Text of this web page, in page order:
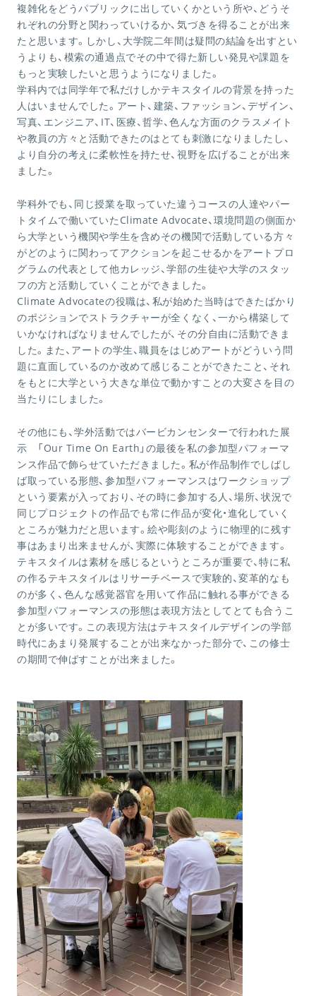
複雑化をどうパブリックに出していくかという所や、どうそ
れぞれの分野と関わっていけるか、気づきを得ることが出来
たと思います。しかし、大学院二年間は疑問の結論を出すとい
うよりも、模索の通過点でその中で得た新しい発見や課題を
もっと実験したいと思うようになりました。
学科内では同学年で私だけしかテキスタイルの背景を持った
人はいませんでした。アート、建築、ファッション、デザイン、
写真、エンジニア、IT、医療、哲学、色んな方面のクラスメイト
や教員の方々と活動できたのはとても刺激になりましたし、
より自分の考えに柔軟性を持たせ、視野を広げることが出来
ました。
学科外でも、同じ授業を取っていた違うコースの人達やパー
トタイムで働いていたClimate Advocate、環境問題の側面か
ら大学という機関や学生を含めその機関で活動している方々
がどのように関わってアクションを起こせるかをアートプロ
グラムの代表として他カレッジ、学部の生徒や大学のスタッ
フの方と活動していくことができました。
Climate Advocateの役職は、私が始めた当時はできたばかり
のポジションでストラクチャーが全くなく、一から構築して
いかなければなりませんでしたが、その分自由に活動できま
した。また、アートの学生、職員をはじめアートがどういう問
題に直面しているのか改めて感じることができたこと、それ
をもとに大学という大きな単位で動かすことの大変さを目の
当たりにしました。
その他にも、学外活動ではバービカンセンターで行われた展
示 「Our Time On Earth」の最後を私の参加型パフォーマ
ンス作品で飾らせていただきました。私が作品制作でしばし
ば取っている形態、参加型パフォーマンスはワークショップ
という要素が入っており、その時に参加する人、場所、状況で
同じプロジェクトの作品でも常に作品が変化・進化していく
ところが魅力だと思います。絵や彫刻のように物理的に残す
事はあまり出来ませんが、実際に体験することができます。
テキスタイルは素材を感じるというところが重要で、特に私
の作るテキスタイルはリサーチベースで実験的、変革的なも
のが多く、色んな感覚器官を用いて作品に触れる事ができる
参加型パフォーマンスの形態は表現方法としてとても合うこ
とが多いです。この表現方法はテキスタイルデザインの学部
時代にあまり発展することが出来なかった部分で、この修士
の期間で伸ばすことが出来ました。